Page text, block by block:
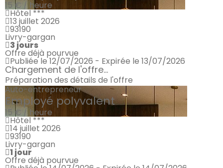
15 € / heure
Hôtel ***
13 juillet 2026
93190
Livry-gargan
3 jours
Offre déjà pourvue
Publiée le 12/07/2026 - Expirée le 13/07/2026
Chargement de l'offre...
Préparation des détails de l'offre
Auto-entrepreneur
Employé polyvalent
15 € / heure
Hôtel ***
14 juillet 2026
93190
Livry-gargan
1 jour
Offre déjà pourvue